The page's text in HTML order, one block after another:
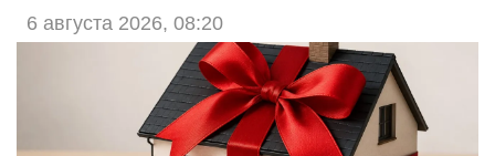
6 августа 2026, 08:20